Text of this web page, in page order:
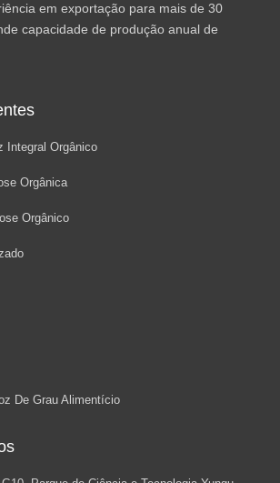
em exportação para mais de 30
capacidade de produção anual de
Integral Orgânico
Orgânica
Orgânico
De Grau Alimentício